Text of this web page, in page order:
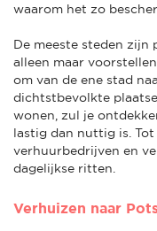
waarom het zo
De meeste steden zijn
alleen maar
om van de ene stad
dichtstbevolkte
wonen, zul je
lastig dan nuttig is.
verhuurbedrijven en
dagelijkse ritten.
Verhuizen naar